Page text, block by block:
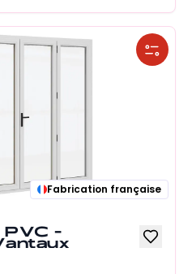
Fabrication française
-